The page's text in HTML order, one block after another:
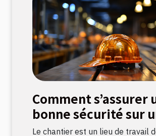
Comment s’assurer
bonne sécurité sur
chantier ?
Le chantier est un lieu de travail